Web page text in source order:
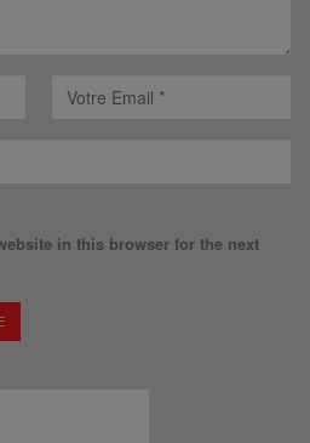
in this browser for the next